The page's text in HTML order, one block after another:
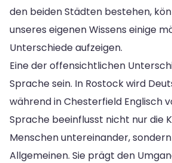
den beiden Städten bestehen,
unseres eigenen Wissens einige
Unterschiede aufzeigen.
Eine der offensichtlichen
Sprache sein. In Rostock wird
während in Chesterfield Englisch
Sprache beeinflusst nicht nur die
Menschen untereinander,
Allgemeinen. Sie prägt den